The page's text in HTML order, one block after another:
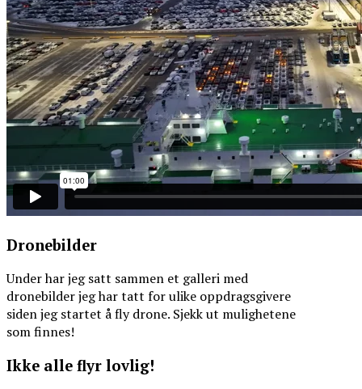
Dronebilder
Under har jeg satt sammen et galleri med
dronebilder jeg har tatt for ulike oppdragsgivere
siden jeg startet å fly drone. Sjekk ut mulighetene
som finnes!
Ikke alle flyr lovlig!